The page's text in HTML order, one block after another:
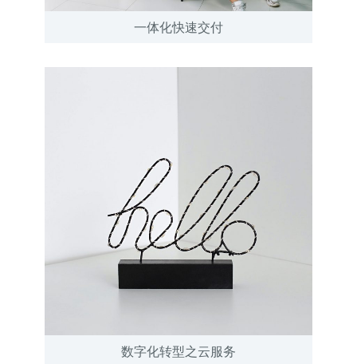
一体化快速交付
数字化转型之云服务